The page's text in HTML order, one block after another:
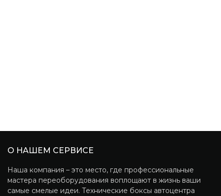
О НАШЕМ СЕРВИСЕ
Наша компания – это место, где профессиональные
мастера переоборудования воплощают в жизнь ваши
самые смелые идеи. Технические боксы автоцентра